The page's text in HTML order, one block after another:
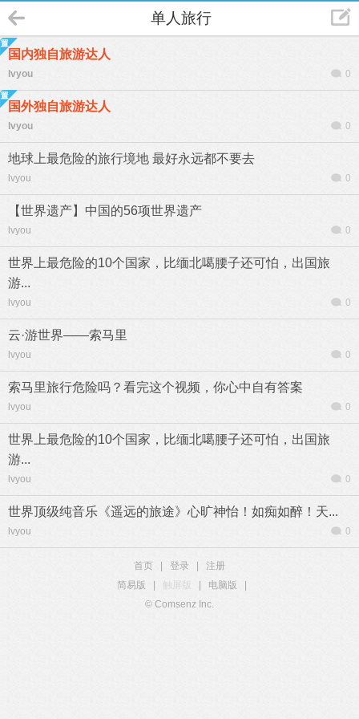
单人旅行
国内独自旅游达人
lvyou 0
国外独自旅游达人
lvyou 0
地球上最危险的旅行境地 最好永远都不要去
lvyou 0
【世界遗产】中国的56项世界遗产
lvyou 0
世界上最危险的10个国家，比缅北噶腰子还可怕，出国旅
游...
lvyou 0
云·游世界——索马里
lvyou 0
索马里旅行危险吗？看完这个视频，你心中自有答案
lvyou 0
世界上最危险的10个国家，比缅北噶腰子还可怕，出国旅
游...
lvyou 0
世界顶级纯音乐《遥远的旅途》心旷神怡！如痴如醉！天...
lvyou 0
首页 登录
注册
简易版
触屏版 电脑版
© Comsenz Inc.